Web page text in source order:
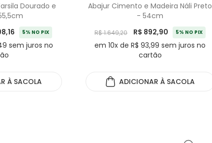
Dourado e
5% NO PIX
sem juros no
À SACOLA
Abajur Cimento e Madeira Náli Preto
- 54cm
R$ 1.649,20 R$ 892,90 5% NO PIX
em 10x de R$ 93,99 sem juros no
cartão
ADICIONAR À SACOLA